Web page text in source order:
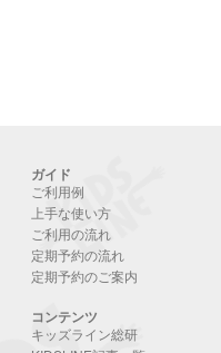
ガイド
ご利用例
上手な使い方
ご利用の流れ
定期予約の流れ
定期予約のご案内
コンテンツ
キッズライン総研